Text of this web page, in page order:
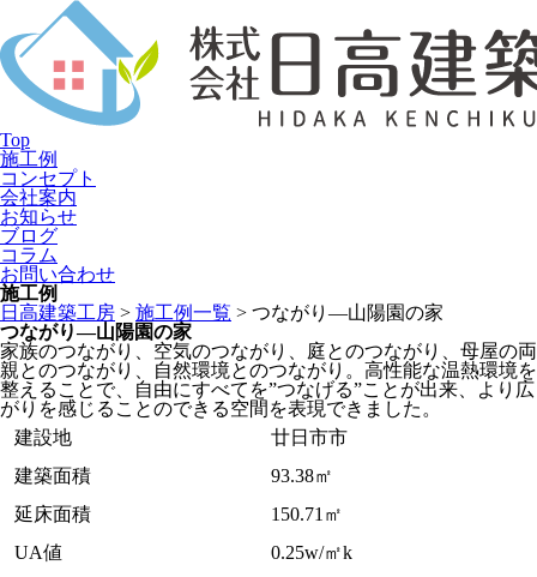
Top
施工例
コンセプト
会社案内
お知らせ
ブログ
コラム
お問い合わせ
施工例
日高建築工房 > 施工例一覧 > つながり―山陽園の家
つながり―山陽園の家
家族のつながり、空気のつながり、庭とのつながり、母屋の両
親とのつながり、自然環境とのつながり。高性能な温熱環境を
整えることで、自由にすべてを”つなげる”ことが出来、より広
がりを感じることのできる空間を表現できました。
建設地
廿日市市
建築面積
93.38㎡
延床面積
150.71㎡
UA値
0.25w/㎡k